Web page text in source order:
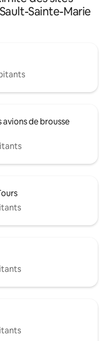
Sainte-Marie
de brousse